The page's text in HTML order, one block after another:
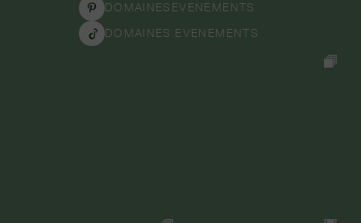
DOMAINESEVENEMENTS
DOMAINES.EVENEMENTS